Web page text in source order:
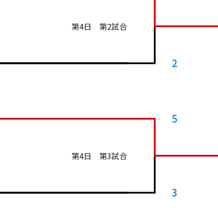
第4日 第2試合
2
5
第4日 第3試合
3